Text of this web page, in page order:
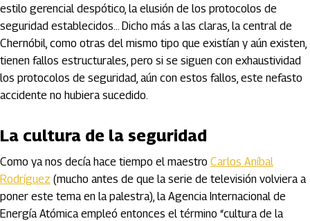
estilo gerencial despótico, la elusión de los protocolos de
seguridad establecidos… Dicho más a las claras, la central de
Chernóbil, como otras del mismo tipo que existían y aún existen,
tienen fallos estructurales, pero si se siguen con exhaustividad
los protocolos de seguridad, aún con estos fallos, este nefasto
accidente no hubiera sucedido.
La cultura de la seguridad
Como ya nos decía hace tiempo el maestro Carlos Aníbal
Rodríguez (mucho antes de que la serie de televisión volviera a
poner este tema en la palestra), la Agencia Internacional de
Energía Atómica empleó entonces el término “cultura de la